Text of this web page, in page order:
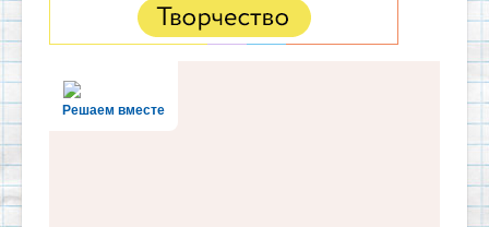
Решаем вместе